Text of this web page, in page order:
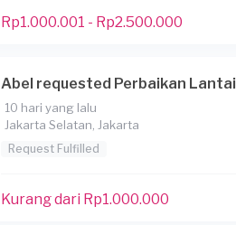
Rp1.000.001 - Rp2.500.000
Abel requested Perbaikan Lantai
10 hari yang lalu
Jakarta Selatan, Jakarta
Request Fulfilled
Kurang dari Rp1.000.000